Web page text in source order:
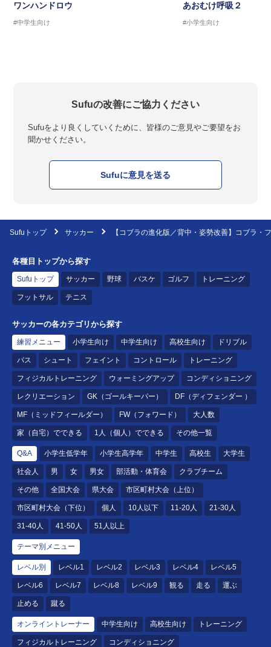
ワンハンドロウ
#中学生向け
あおむけ呼吸２
#小学生向け
Sufuの改善にご協力ください
Sufuをより良くしていくために、皆様のご意見やご要望をお
聞かせください。
Sufuに意見を送る
Sufuトップ サッカー 【コブラの進化版／背中・姿勢改善】コブラ・
各種目トップから探す
Sufuトップ サッカー 野球 バスケ ゴルフ トレーニング
フットサル テニス
サッカーの各カテゴリから探す
練習メニュー 小学生向け 中学生向け 高校生向け ドリブル
パス シュート フェイント コントロール トレーニング
フィジカルトレーニング ウォーミングアップ コンディショニング
レクリエーション GK（ゴールキーパー） DF（ディフェンダー ）
MF（ミッドフィールダー） FW（フォワード） 大人数
家（自宅）でできる 1人（個人）でできる その他一覧
Q&A 小学生低学年 小学生高学年 中学生 高校生 大学生
社会人 男 女 男女 部活動・体育会 クラブチーム
その他 全国大会 県大会 市区町村大会（上位）
市区町村大会（下位） 個人 10人以下 11-20人 21-30人
31-40人 41-50人 51人以上
テーマ別メニュー
レベル別 レベル1 レベル2 レベル3 レベル4 レベル5
レベル6 レベル7 レベル8 レベル9 観る 走る 運ぶ
止める 蹴る
オンライントレーナー 中学生向け 高校生向け トレーニング
フィジカルトレーニング コンディショニング